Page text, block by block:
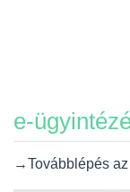
e-
→Továbblépés